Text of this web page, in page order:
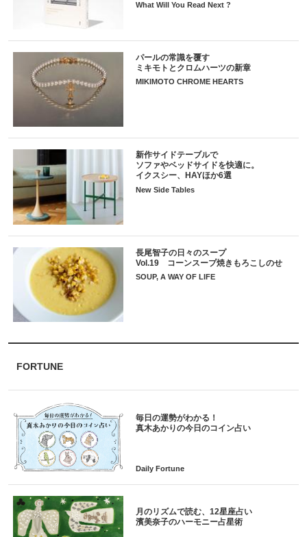
What Will You Read Next ?
パールの常識を覆す
ミキモトとクロムハーツの新章
MIKIMOTO CHROME HEARTS
新作サイドテーブルで
ソファやベッドサイドを快適に。
イクスシー、HAYほか6選
New Side Tables
長尾智子の日々のスープ
Vol.19 コーンスープ焼きもろこしのせ
SOUP, A WAY OF LIFE
FORTUNE
毎日の運勢がわかる！
月のリズムで読む、12星座占い